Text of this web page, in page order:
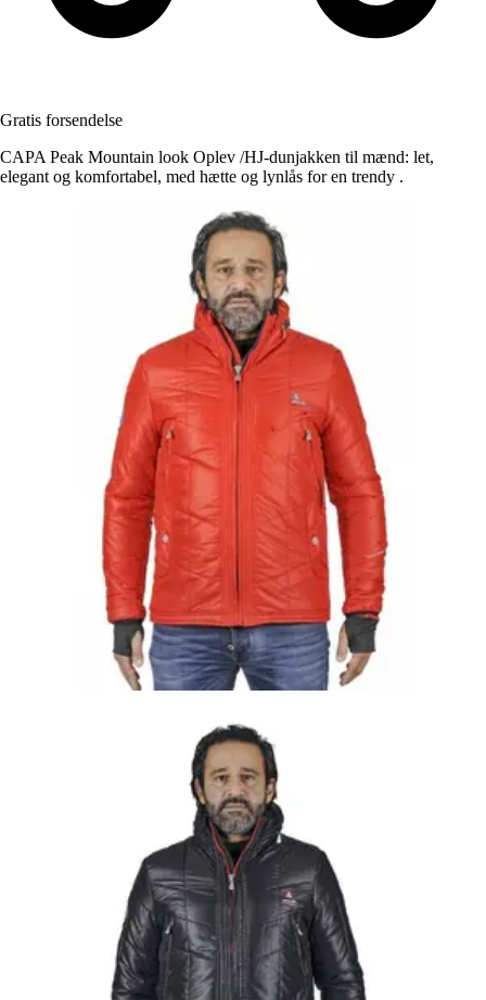
Gratis forsendelse
CAPA Peak Mountain look Oplev /HJ-dunjakken til mænd: let,
elegant og komfortabel, med hætte og lynlås for en trendy .